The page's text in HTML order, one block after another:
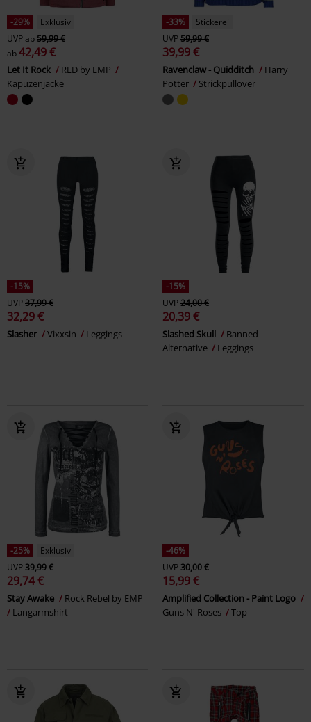
-29%
Exklusiv
UVPab59,99 €
ab42,49 €
Let It Rock
RED by EMP
Kapuzenjacke
-33%
Stickerei
UVP59,99 €
39,99 €
Ravenclaw - Quidditch
Harry
Potter
Strickpullover
-15%
UVP37,99 €
32,29 €
Slasher Vixxsin Leggings
-15%
UVP24,00 €
20,39 €
Slashed Skull
Banned
Alternative
Leggings
-25%
Exklusiv
UVP39,99 €
29,74 €
Stay Awake
Rock Rebel by EMP
Langarmshirt
-46%
UVP30,00 €
15,99 €
Amplified Collection - Paint Logo
Guns N' Roses
Top